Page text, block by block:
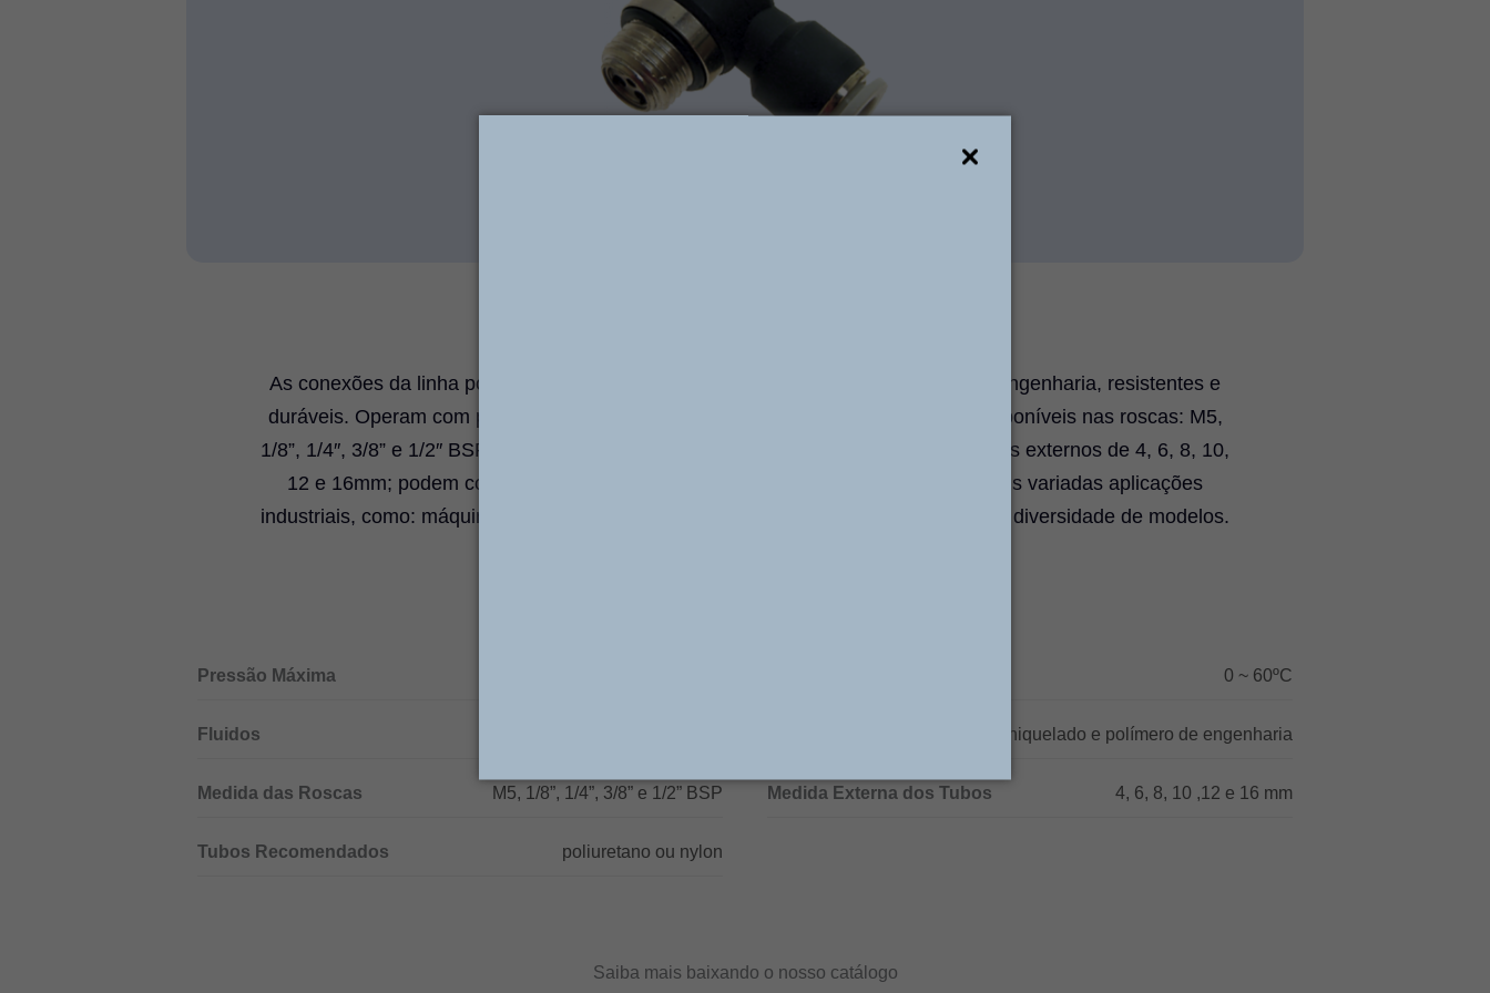
As conexões da linha polímero, são elaboradas com latão niquelado e plástico de engenharia, resistentes e
duráveis. Operam com pressões de até 10 bar e temperaturas de 0⁰C à +60⁰C. Disponíveis nas roscas: M5,
1/8”, 1/4″, 3/8” e 1/2″ BSP, para tubos de poliuretano e nylon calibrados nos diâmetros externos de 4, 6, 8, 10,
12 e 16mm; podem conduzir ar, água e vácuo. Utilizadas em larga escala nas mais variadas aplicações
industriais, como: máquinas, equipamentos, dispositivos, etc, possuem uma extensa diversidade de modelos.
Pressão Máxima 0 ~ 60ºC
Fluidos latão niquelado e polímero de engenharia
Medida das Roscas M5, 1/8”, 1/4”, 3/8” e 1/2” BSP Medida Externa dos Tubos 4, 6, 8, 10 ,12 e 16 mm
Tubos Recomendados poliuretano ou nylon
Saiba mais baixando o nosso catálogo